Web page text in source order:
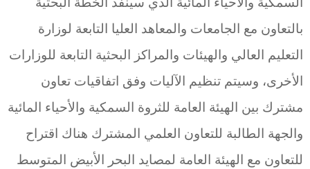
بالتعاون مع الجامعات والمعاهد العليا التابعة لوزارة
التعليم العالي والهيئات والمراكز البحثية التابعة للوزارات
الأخرى، وسيتم تنظيم الآليات وفق اتفاقيات تعاون
مشترك بين الهيئة العامة للثروة السمكية والأحياء المائية
والجهة الطالبة للتعاون العلمي المشترك هناك اقتراح
للتعاون مع الهيئة العامة لمصايد البحر الأبيض المتوسط